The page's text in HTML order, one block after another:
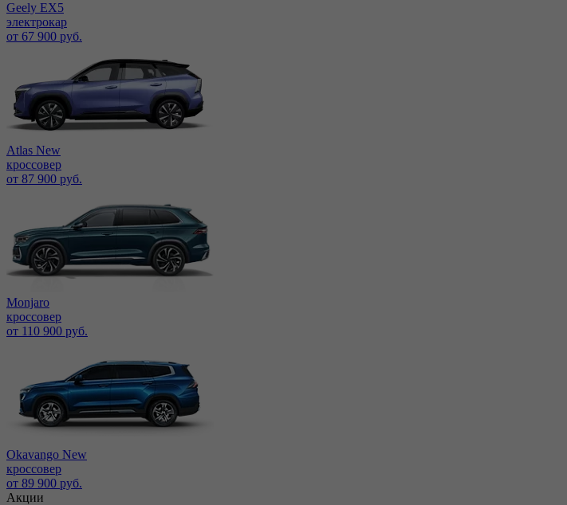
Geely EX5
электрокар
от 67 900 руб.
Atlas New
кроссовер
от 87 900 руб.
Monjaro
кроссовер
от 110 900 руб.
Okavango New
кроссовер
от 89 900 руб.
Акции